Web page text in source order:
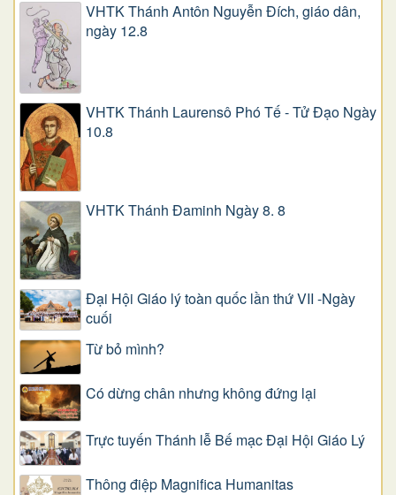
VHTK Thánh Antôn Nguyễn Ðích, giáo dân,
ngày 12.8
VHTK Thánh Laurensô Phó Tế - Tử Đạo Ngày
10.8
VHTK Thánh Đaminh Ngày 8. 8
Đại Hội Giáo lý toàn quốc lần thứ VII -Ngày
cuối
Từ bỏ mình?
Có dừng chân nhưng không đứng lại
Trực tuyến Thánh lễ Bế mạc Đại Hội Giáo Lý
Thông điệp Magnifica Humanitas